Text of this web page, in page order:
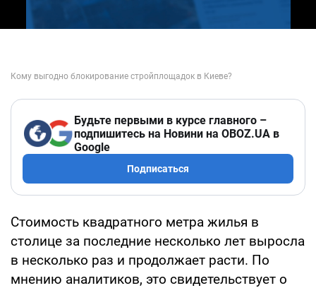
Будьте первыми в курсе главного –
подпишитесь на Новини на OBOZ.UA в
Google
Подписаться
Стоимость квадратного метра жилья в
столице за последние несколько лет выросла
в несколько раз и продолжает расти. По
мнению аналитиков, это свидетельствует о